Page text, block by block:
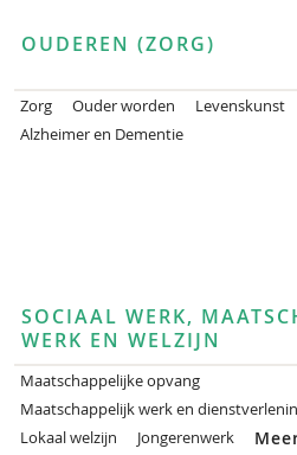
OUDEREN (ZORG)
Zorg Ouder worden
Levenskunst
Alzheimer en Dementie
SOCIAAL WERK,
WERK EN WELZIJN
Maatschappelijke opvang
Maatschappelijk werk en
Lokaal welzijn
Jongerenwerk